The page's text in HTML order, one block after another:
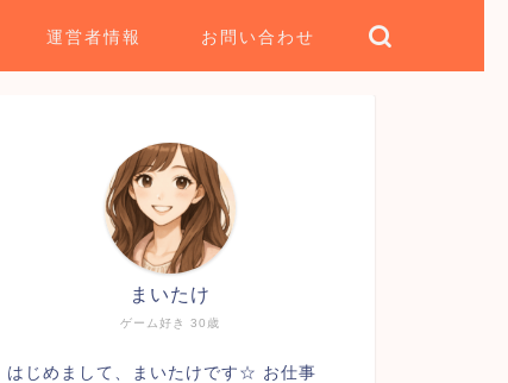
運営者情報 お問い合わせ
ゲーム好き 30歳
まいたけ
はじめまして、まいたけです☆ お仕事